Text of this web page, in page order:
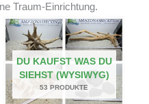
Traum-Einrichtung.
DU KAUFST WAS DU
SIEHST (WYSIWYG)
53 PRODUKTE